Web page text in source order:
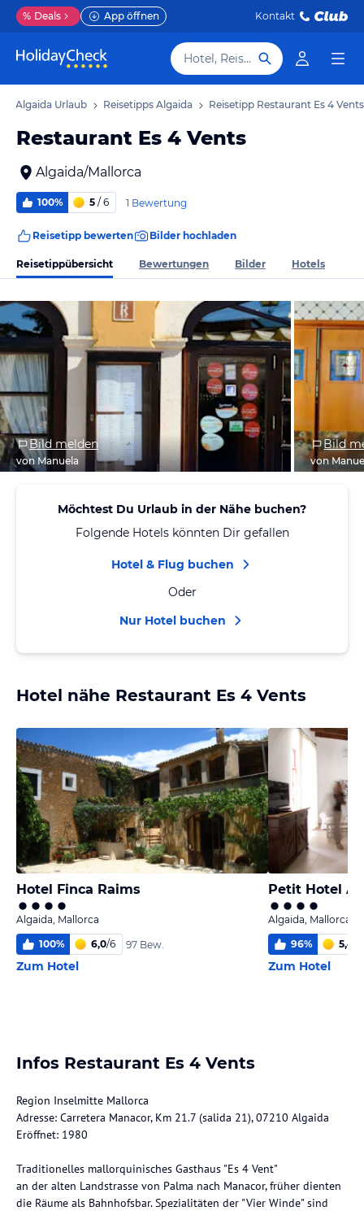
% Deals App öffnen Kontakt
Hotel, Reiseziel
Algaida Urlaub Reisetipps Algaida Reisetipp Restaurant Es 4 Vents
Restaurant Es 4 Vents
Algaida/Mallorca
100% 5 / 6 1 Bewertung
Reisetipp bewerten Bilder hochladen
Reisetippübersicht Bewertungen Bilder Hotels
Bild melden
von Manuela
Bild
von
Möchtest Du Urlaub in der Nähe buchen?
Folgende Hotels könnten Dir gefallen
Hotel & Flug buchen
Oder
Nur Hotel buchen
Hotel nähe Restaurant Es 4 Vents
Hotel Finca Raims
Algaida, Mallorca
100% 6,0/6 97 Bew.
Zum Hotel
Petit Hotel
Algaida, Mallorca
96% 5,4
Zum Hotel
Infos Restaurant Es 4 Vents
Region Inselmitte Mallorca
Adresse: Carretera Manacor, Km 21.7 (salida 21), 07210 Algaida
Eröffnet: 1980
Traditionelles mallorquinisches Gasthaus "Es 4 Vent"
an der alten Landstrasse von Palma nach Manacor, früher dienten
die Räume als Bahnhofsbar. Spezialitäten der "Vier Winde" sind